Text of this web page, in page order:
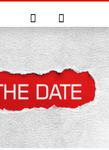
Suche Anmelden